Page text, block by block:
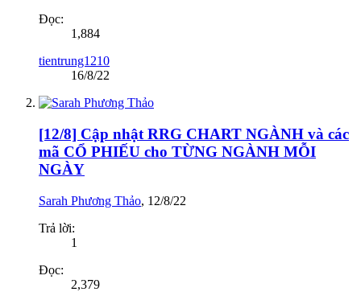
Đọc:
1,884
tientrung1210
16/8/22
[12/8] Cập nhật RRG CHART NGÀNH và các
mã CỔ PHIẾU cho TỪNG NGÀNH MỖI
NGÀY
Sarah Phương Thảo, 12/8/22
Trả lời:
1
Đọc:
2,379